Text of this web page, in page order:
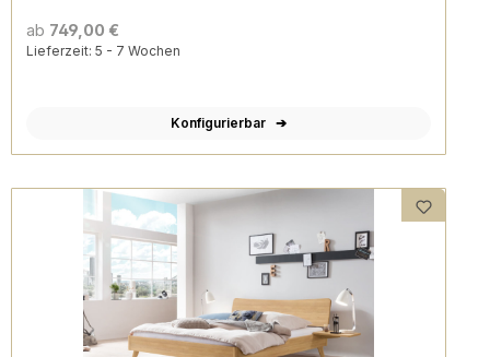
ab 749,00 €
Lieferzeit: 5 - 7 Wochen
Konfigurierbar